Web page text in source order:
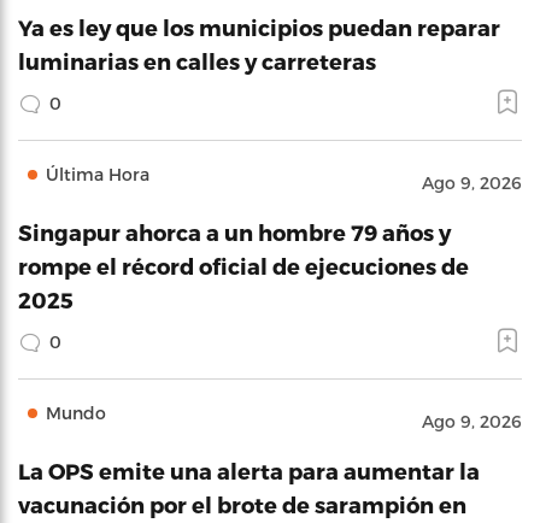
Ya es ley que los municipios puedan reparar
luminarias en calles y carreteras
0
Última Hora Ago 9, 2026
Singapur ahorca a un hombre 79 años y
rompe el récord oficial de ejecuciones de
2025
0
Mundo Ago 9, 2026
La OPS emite una alerta para aumentar la
vacunación por el brote de sarampión en